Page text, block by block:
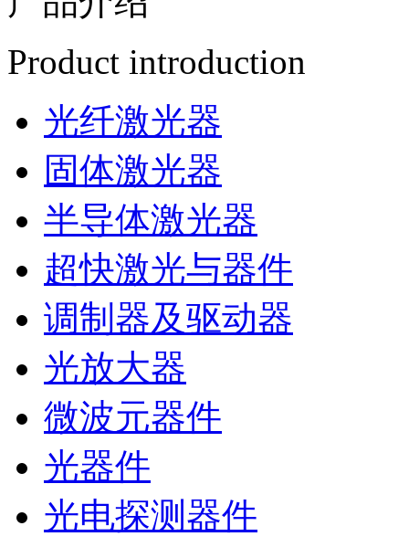
Product introduction
光纤激光器
固体激光器
半导体激光器
超快激光与器件
调制器及驱动器
光放大器
微波元器件
光器件
光电探测器件